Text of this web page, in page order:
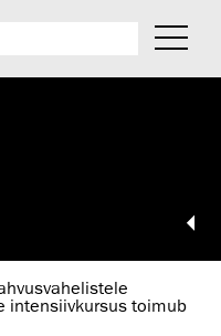
intensiivkursus toimub